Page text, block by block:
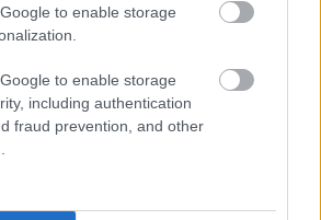
to enable storage
to enable storage
including authentication
fraud prevention, and other
a közlekedés az átlagost is meghaladó
a ceglédi vasútvonalon,
ki a menetrendhez képest,
indult a hazai akkumulátoripari